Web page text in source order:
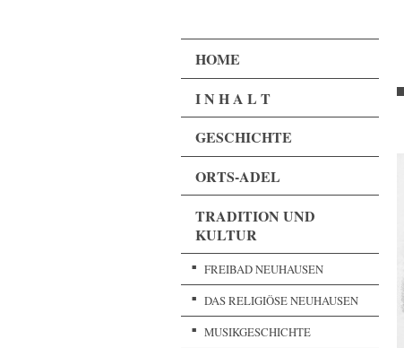
HOME
I N H A L T
GESCHICHTE
ORTS-ADEL
TRADITION UND
KULTUR
FREIBAD NEUHAUSEN
DAS RELIGIÖSE NEUHAUSEN
MUSIKGESCHICHTE